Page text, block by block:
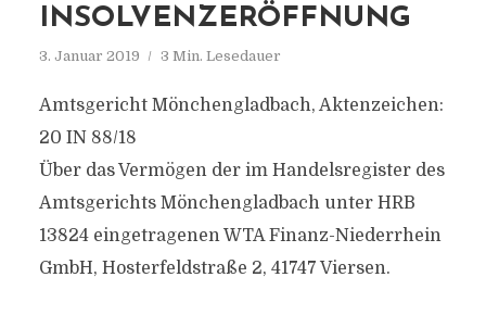
INSOLVENZERÖFFNUNG
3. Januar 2019 3 Min. Lesedauer
Amtsgericht Mönchengladbach, Aktenzeichen:
20 IN 88/18
Über das Vermögen der im Handelsregister des
Amtsgerichts Mönchengladbach unter HRB
13824 eingetragenen WTA Finanz-Niederrhein
GmbH, Hosterfeldstraße 2, 41747 Viersen.